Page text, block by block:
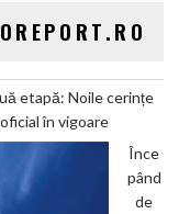
etapă: Noile cerințe
în vigoare
Înce
pând
de